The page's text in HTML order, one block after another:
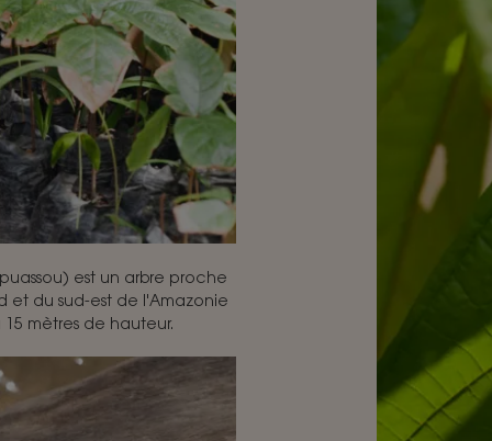
est un arbre proche
et du sud-est de l'Amazonie
mètres de hauteur.